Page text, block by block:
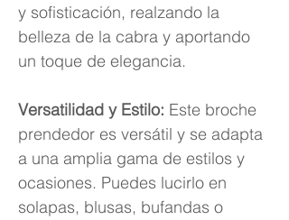
y sofisticación, realzando la
belleza de la cabra y aportando
un toque de elegancia.
Versatilidad y Estilo: Este broche
prendedor es versátil y se adapta
a una amplia gama de estilos y
ocasiones. Puedes lucirlo en
solapas, blusas, bufandas o